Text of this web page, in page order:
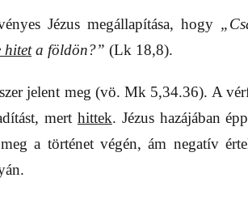
Jézus megállapítása, hogy
hiteta földön?” (Lk 18,8).
jelent meg (vö. Mk 5,34.36). A
mert hittek. Jézus hazájában
a történet végén, ám negatív